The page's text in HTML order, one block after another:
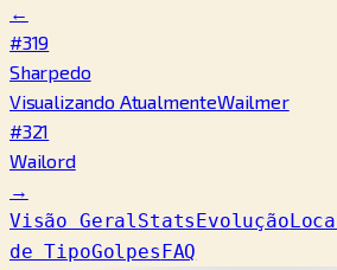
←
#319
Sharpedo
Visualizando AtualmenteWailmer
#321
Wailord
→
Visão GeralStatsEvolução
de TipoGolpesFAQ